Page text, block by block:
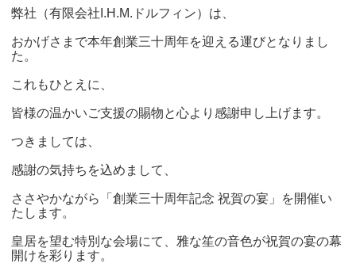
弊社（有限会社I.H.M.ドルフィン）は、
おかげさまで本年創業三十周年を迎える運びとなりまし
た。
これもひとえに、
皆様の温かいご支援の賜物と心より感謝申し上げます。
つきましては、
感謝の気持ちを込めまして、
ささやかながら「創業三十周年記念 祝賀の宴」を開催い
たします。
皇居を望む特別な会場にて、雅な笙の音色が祝賀の宴の幕
開けを彩ります。